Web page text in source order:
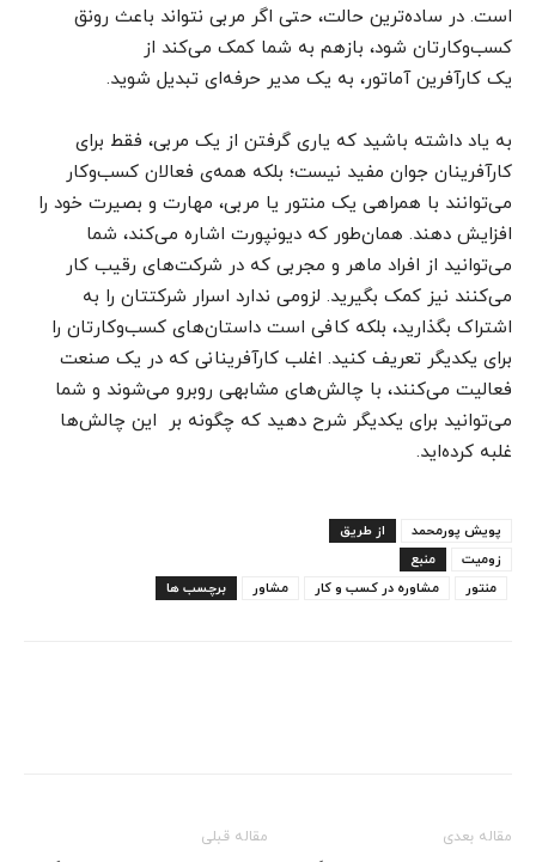
است. در ساده‌ترین حالت، حتی اگر مربی نتواند باعث رونق
کسب‌وکارتان شود، بازهم به شما کمک می‌کند از
یک کارآفرین آماتور، به یک مدیر حرفه‌ای تبدیل شوید.
به یاد داشته باشید که یاری‌ گرفتن از یک مربی، فقط برای
کارآفرینان جوان مفید نیست؛ بلکه همه‌ی فعالان کسب‌وکار
می‌توانند با همراهی یک منتور یا مربی، مهارت و بصیرت خود را
افزایش دهند. همان‌طور که دیونپورت اشاره می‌کند، شما
می‌توانید از افراد ماهر و مجربی که در شرکت‌های رقیب کار
می‌کنند نیز کمک بگیرید. لزومی ندارد اسرار شرکتتان را به
اشتراک بگذارید، بلکه کافی است داستان‌های کسب‌وکارتان را
برای یکدیگر تعریف کنید. اغلب کارآفرینانی که در یک صنعت
فعالیت می‌کنند، با چالش‌های مشابهی روبرو می‌شوند و شما
می‌توانید برای یکدیگر شرح دهید که چگونه بر این چالش‌ها
غلبه کرده‌اید.
از طریق
پویش پورمحمد
منبع
زومیت
برچسب ها
مشاور مشاوره در کسب و کار منتور
مقاله قبلی مقاله بعدی